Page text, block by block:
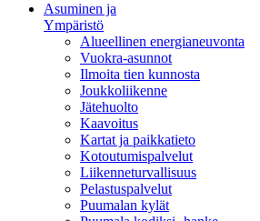
Asuminen ja
Ympäristö
Alueellinen energianeuvonta
Vuokra-asunnot
Ilmoita tien kunnosta
Joukkoliikenne
Jätehuolto
Kaavoitus
Kartat ja paikkatieto
Kotoutumispalvelut
Liikenneturvallisuus
Pelastuspalvelut
Puumalan kylät